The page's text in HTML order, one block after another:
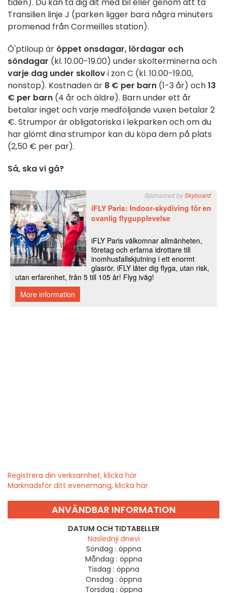
tiden). Du kan ta dig dit med bil eller genom att ta
Transilien linje J (parken ligger bara några minuters
promenad från Cormeilles station).
Ô'ptiloup är öppet onsdagar, lördagar och
söndagar (kl. 10.00-19.00) under skolterminerna och
varje dag under skollovi zon C (kl. 10.00-19.00,
nonstop). Kostnaden är 8 € per barn (1-3 år) och13
€ per barn (4 år och äldre). Barn under ett år
betalar inget och varje medföljande vuxen betalar 2
€. Strumpor är obligatoriska i lekparken och om du
har glömt dina strumpor kan du köpa dem på plats
(2,50 € per par).
Så, ska vi gå?
Registrera din verksamhet, klicka här
Marknadsför ditt evenemang, klicka här
ANVÄNDBAR INFORMATION
DATUM OCH TIDTABELLER
Naslednji dnevi
Söndag : öppna
Måndag : öppna
Tisdag : öppna
Onsdag : öppna
Torsdag : öppna